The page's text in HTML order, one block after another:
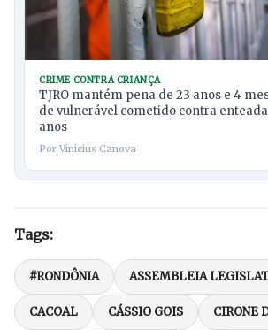
CRIME CONTRA CRIANÇA
TJRO mantém pena de 23 anos e 4
de vulnerável cometido contra
anos
Por Vinicius Canova
Tags:
#RONDÔNIA ASSEMBLEIA
CACOAL CÁSSIO GOIS CIRONE